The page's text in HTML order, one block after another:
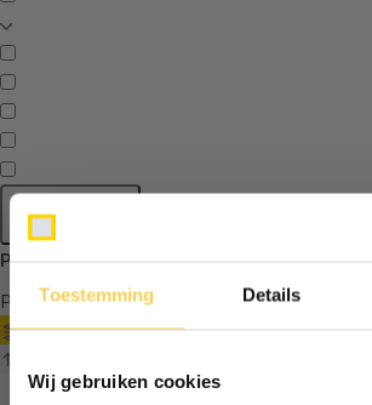
Toestemming Details
Wij gebruiken cookies
Apply filters
Producten getagd met zeilmakerij producten
Producten
FilterOntvang €5,- korting!
Schrijf je in voor de nieuwsbrief en